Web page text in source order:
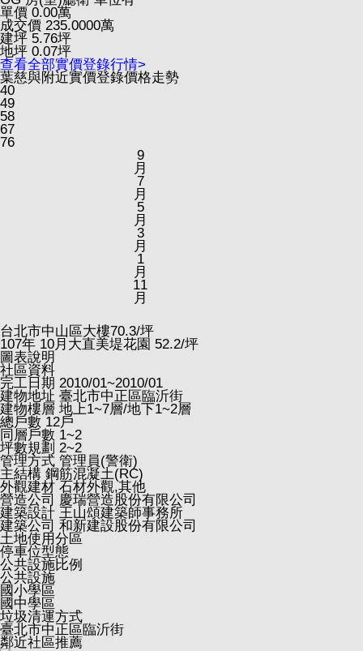
單價 0.00萬
成交價 235.0000萬
建坪 5.76坪
地坪 0.07坪
查看全部實價登錄行情>
葉慈與附近實價登錄價格走勢
40
49
58
67
76
9
月
7
月
5
月
3
月
1
月
11
月
台北市中山區大樓70.3/坪
107年 10月大直美堤花園 52.2/坪
圖表說明
社區資料
完工日期 2010/01~2010/01
建物地址 臺北市中正區臨沂街
建物樓層 地上1~7層/地下1~2層
總戶數 12戶
同層戶數 1~2
坪數規劃 2~2
管理方式 管理員(警衛)
主結構 鋼筋混凝土(RC)
外觀建材 石材外觀,其他
營造公司
慶瑞營造股份有限公司
建築設計 王山頌建築師事務所
建築公司 和新建設股份有限公司
土地使用分區
停車位型態
公共設施比例
公共設施
國小學區
國中學區
垃圾清運方式
臺北市中正區臨沂街
鄰近社區推薦